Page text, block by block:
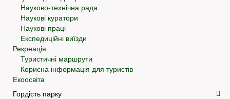
Науково-технічна рада
Наукові куратори
Наукові праці
Експедиційні виїзди
Рекреація
Туристичні маршрути
Корисна інформація для туристів
Екоосвіта
Гордість парку